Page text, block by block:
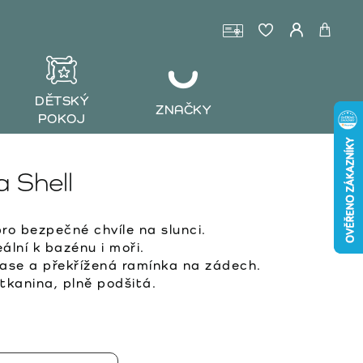
DĚTSKÝ
POKOJ
ZNAČKY
Shell
bezpečné chvíle na slunci.
k bazénu i moři.
a překřížená ramínka na zádech.
plně podšitá.